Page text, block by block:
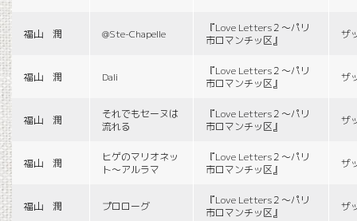
福山 潤 @Ste-Chapelle
『Love Letters２〜パリ
市ロマンチッ区』
ザ
福山 潤 Dali
『Love Letters２〜パリ
市ロマンチッ区』
ザ
福山 潤
それでもセーヌは
流れる
『Love Letters２〜パリ
市ロマンチッ区』
ザ
福山 潤
ヒゲのマリオネッ
ト〜アルラマ
『Love Letters２〜パリ
市ロマンチッ区』
ザ
福山 潤 プロローグ
『Love Letters２〜パリ
市ロマンチッ区』
ザ